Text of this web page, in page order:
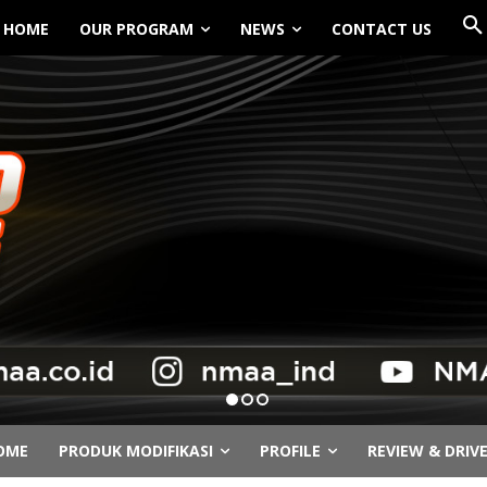
HOME OUR PROGRAM NEWS CONTACT US
PRODUK MODIFIKASI PROFILE REVIEW & DRIVE